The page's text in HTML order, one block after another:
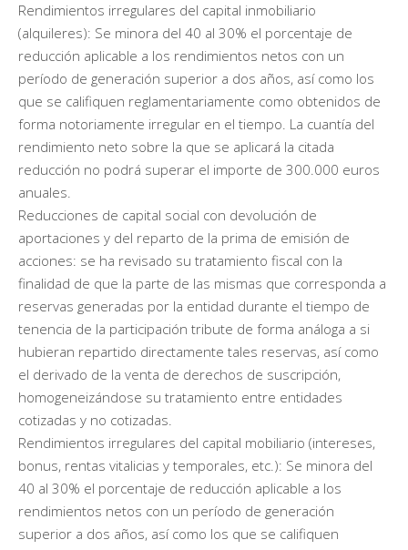
Rendimientos irregulares del capital inmobiliario
(alquileres): Se minora del 40 al 30% el porcentaje de
reducción aplicable a los rendimientos netos con un
período de generación superior a dos años, así como los
que se califiquen reglamentariamente como obtenidos de
forma notoriamente irregular en el tiempo. La cuantía del
rendimiento neto sobre la que se aplicará la citada
reducción no podrá superar el importe de 300.000 euros
anuales.
Reducciones de capital social con devolución de
aportaciones y del reparto de la prima de emisión de
acciones: se ha revisado su tratamiento fiscal con la
finalidad de que la parte de las mismas que corresponda a
reservas generadas por la entidad durante el tiempo de
tenencia de la participación tribute de forma análoga a si
hubieran repartido directamente tales reservas, así como
el derivado de la venta de derechos de suscripción,
homogeneizándose su tratamiento entre entidades
cotizadas y no cotizadas.
Rendimientos irregulares del capital mobiliario (intereses,
bonus, rentas vitalicias y temporales, etc.): Se minora del
40 al 30% el porcentaje de reducción aplicable a los
rendimientos netos con un período de generación
superior a dos años, así como los que se califiquen